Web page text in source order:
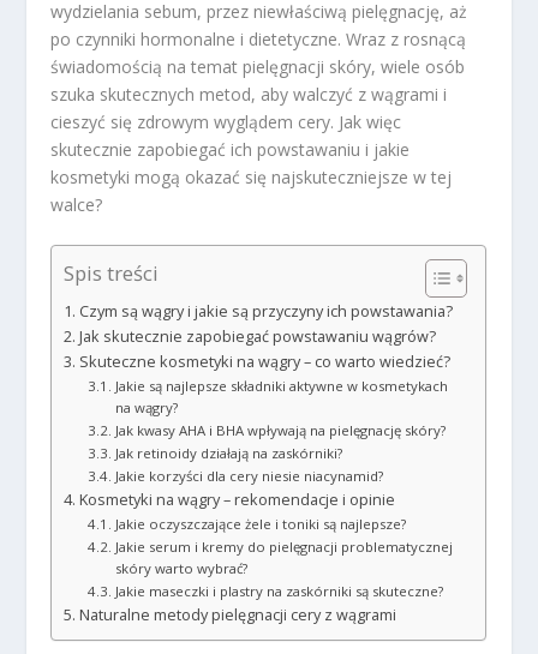
wydzielania sebum, przez niewłaściwą pielęgnację, aż
po czynniki hormonalne i dietetyczne. Wraz z rosnącą
świadomością na temat pielęgnacji skóry, wiele osób
szuka skutecznych metod, aby walczyć z wągrami i
cieszyć się zdrowym wyglądem cery. Jak więc
skutecznie zapobiegać ich powstawaniu i jakie
kosmetyki mogą okazać się najskuteczniejsze w tej
walce?
Spis treści
Czym są wągry i jakie są przyczyny ich powstawania?
Jak skutecznie zapobiegać powstawaniu wągrów?
Skuteczne kosmetyki na wągry – co warto wiedzieć?
Jakie są najlepsze składniki aktywne w kosmetykach
na wągry?
Jak kwasy AHA i BHA wpływają na pielęgnację skóry?
Jak retinoidy działają na zaskórniki?
Jakie korzyści dla cery niesie niacynamid?
Kosmetyki na wągry – rekomendacje i opinie
Jakie oczyszczające żele i toniki są najlepsze?
Jakie serum i kremy do pielęgnacji problematycznej
skóry warto wybrać?
Jakie maseczki i plastry na zaskórniki są skuteczne?
Naturalne metody pielęgnacji cery z wągrami